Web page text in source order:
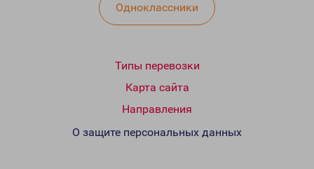
Одноклассники
Типы перевозки
Карта сайта
Направления
О защите персональных данных